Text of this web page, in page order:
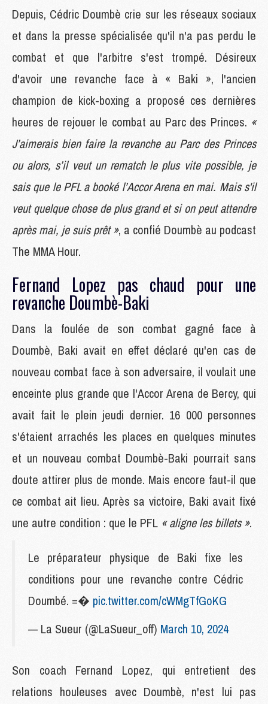
Depuis, Cédric Doumbè crie sur les réseaux sociaux
et dans la presse spécialisée qu'il n'a pas perdu le
combat et que l'arbitre s'est trompé. Désireux
d'avoir une revanche face à « Baki », l'ancien
champion de kick-boxing a proposé ces dernières
heures de rejouer le combat au Parc des Princes. «
J’aimerais bien faire la revanche au Parc des Princes
ou alors, s’il veut un rematch le plus vite possible, je
sais que le PFL a booké l’Accor Arena en mai. Mais s'il
veut quelque chose de plus grand et si on peut attendre
après mai, je suis prêt », a confié Doumbè au podcast
The MMA Hour.
Fernand Lopez pas chaud pour une
revanche Doumbè-Baki
Dans la foulée de son combat gagné face à
Doumbè, Baki avait en effet déclaré qu'en cas de
nouveau combat face à son adversaire, il voulait une
enceinte plus grande que l'Accor Arena de Bercy, qui
avait fait le plein jeudi dernier. 16 000 personnes
s'étaient arrachés les places en quelques minutes
et un nouveau combat Doumbè-Baki pourrait sans
doute attirer plus de monde. Mais encore faut-il que
ce combat ait lieu. Après sa victoire, Baki avait fixé
une autre condition : que le PFL « aligne les billets ».
Le préparateur physique de Baki fixe les
conditions pour une revanche contre Cédric
Doumbé. =� pic.twitter.com/cWMgTfGoKG
— La Sueur (@LaSueur_off) March 10, 2024
Son coach Fernand Lopez, qui entretient des
relations houleuses avec Doumbè, n'est lui pas